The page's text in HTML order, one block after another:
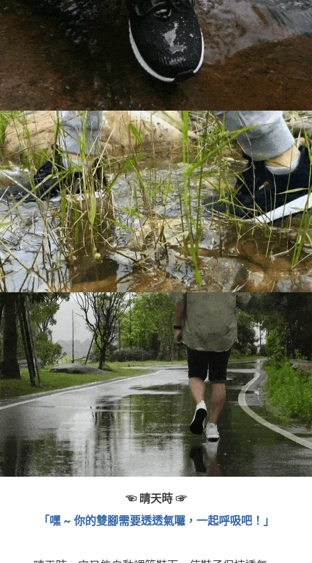
☜ 晴天時 ☞
「嘿 ~ 你的雙腳需要透透氣囉，一起呼吸吧！」